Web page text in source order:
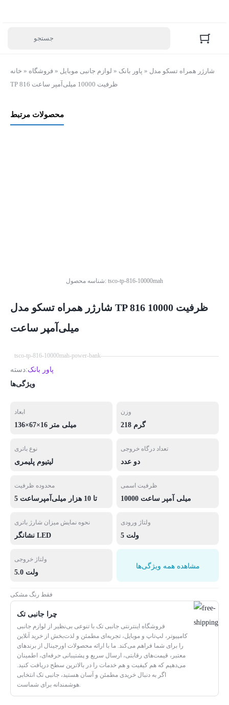
خانه » فروشگاه » لوازم جانبی موبایل » پاور بانک » شارژر همراه تسکو مدل
TP 816 ظرفیت 10000 میلی‌آمپر ساعت
محصولات مرتبط
شناسه محصول: tsco-tp-816-10000mah
شارژر همراه تسکو مدل TP 816 ظرفیت 10000
میلی‌آمپر ساعت
tsco-tp-816-10000mah-power-bank
دسته:پاور بانک
ویژگی‌ها
ابعاد
136×67×16 میلی متر
وزن
218 گرم
نوع باتری
لیتیوم پلیمری
تعداد درگاه خروجی
دو عدد
محدوده ظرفیت
5 تا 10 هزار میلی‌آمپر‌ساعت
ظرفیت اسمی
10000 میلی آمپر ساعت
نحوه نمایش میزان شارژ باتری
نشانگر LED
ولتاژ ورودی
5 ولت
ولتاژ خروجی
5.0 ولت
مشاهده همه ویژگی‌ها
فقط رنگ مشکی
چرا جانبی تک
فروشگاه اینترنتی جانبی تک با تنوعی بی‌نظیر از لوازم جانبی
کامپیوتر، لپ‌تاپ و موبایل، تجربه‌ای مطمئن و لذت‌بخش از خرید آنلاین
را برای شما فراهم می‌کند. ما با ارائه محصولات اورجینال از برندهای
معتبر، قیمت‌های رقابتی، ارسال سریع و پشتیبانی حرفه‌ای، اطمینان
می‌دهیم که هم کیفیت و هم خدمات را در بالاترین سطح دریافت کنید.
اگر به دنبال خریدی مطمئن و آسان هستید، جانبی تک انتخابی
هوشمندانه برای شماست.